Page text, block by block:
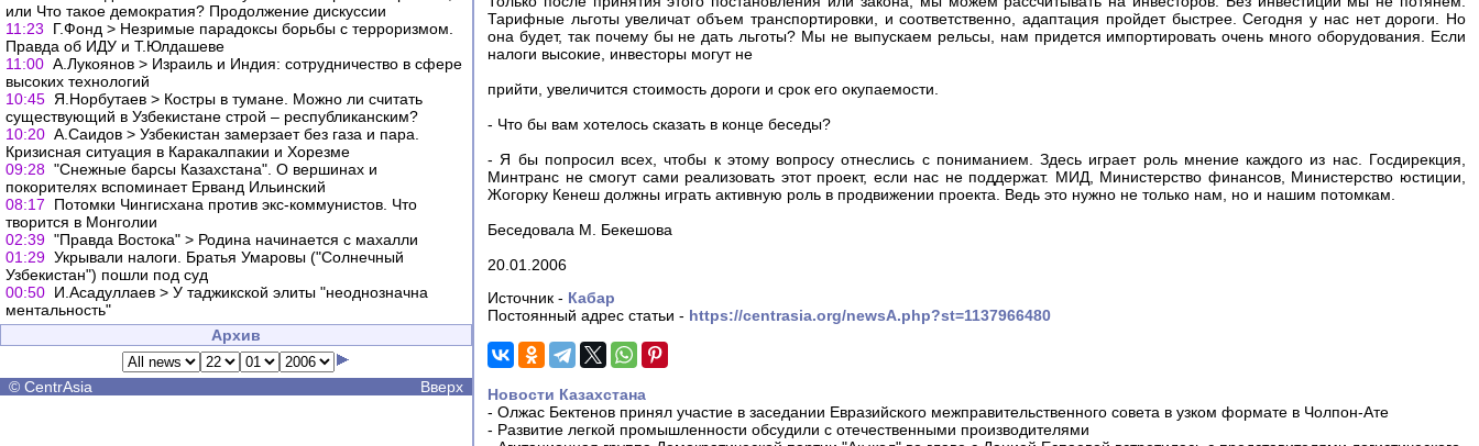
или Что такое демократия? Продолжение дискуссии
11:23
Г.Фонд > Незримые парадоксы борьбы с терроризмом.
Правда об ИДУ и Т.Юлдашеве
11:00 А.Лукоянов > Израиль и Индия: сотрудничество в сфере
высоких технологий
10:45 Я.Норбутаев > Костры в тумане. Можно ли считать
существующий в Узбекистане строй – республиканским?
10:20 А.Саидов > Узбекистан замерзает без газа и пара.
Кризисная ситуация в Каракалпакии и Хорезме
09:28 "Снежные барсы Казахстана". О вершинах и
покорителях вспоминает Ерванд Ильинский
08:17
Потомки Чингисхана против экс-коммунистов. Что
творится в Монголии
02:39 "Правда Востока" > Родина начинается с махалли
01:29 Укрывали налоги. Братья Умаровы ("Солнечный
Узбекистан") пошли под суд
00:50 И.Асадуллаев > У таджикской элиты "неоднозначна
ментальность"
Архив
© CentrAsia Вверх
Тарифные льготы увеличат объем транспортировки, и соответственно, адаптация пройдет быстрее. Сегодня у нас нет дороги. Но
она будет, так почему бы не дать льготы? Мы не выпускаем рельсы, нам придется импортировать очень много оборудования. Если
налоги высокие, инвесторы могут не
прийти, увеличится стоимость дороги и срок его окупаемости.
- Что бы вам хотелось сказать в конце беседы?
- Я бы попросил всех, чтобы к этому вопросу отнеслись с пониманием. Здесь играет роль мнение каждого из нас. Госдирекция,
Минтранс не смогут сами реализовать этот проект, если нас не поддержат. МИД, Министерство финансов, Министерство юстиции,
Жогорку Кенеш должны играть активную роль в продвижении проекта. Ведь это нужно не только нам, но и нашим потомкам.
Беседовала М. Бекешова
20.01.2006
Источник - Кабар
Постоянный адрес статьи - https://centrasia.org/newsA.php?st=1137966480
Новости Казахстана
- Олжас Бектенов принял участие в заседании Евразийского межправительственного совета в узком формате в Чолпон-Ате
- Развитие легкой промышленности обсудили с отечественными производителями